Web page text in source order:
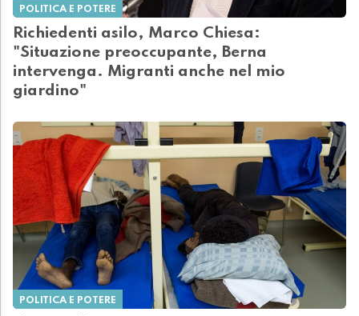
POLITICA E POTERE
Richiedenti asilo, Marco Chiesa:
"Situazione preoccupante, Berna
intervenga. Migranti anche nel mio
giardino"
POLITICA E POTERE